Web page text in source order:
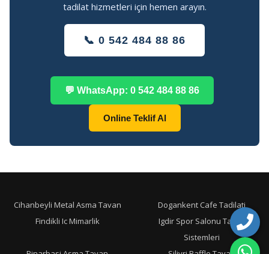
tadilat hizmetleri için hemen arayın.
📞 0 542 484 88 86
💬 WhatsApp: 0 542 484 88 86
Online Teklif Al
Cihanbeyli Metal Asma Tavan
Dogankent Cafe Tadilati
Findikli Ic Mimarlik
Igdir Spor Salonu Tavan
Sistemleri